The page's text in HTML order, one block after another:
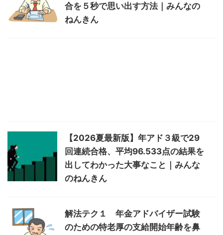
合を５秒で思い出す方法｜みんなの
ねんきん
【2026夏最新版】年アド３級で29
回連続合格、平均96.533点の結果を
出してわかった大事なこと｜みんな
のねんきん
解法テク１ 年金アドバイザー試験
のための特老厚の支給開始年齢を鼻